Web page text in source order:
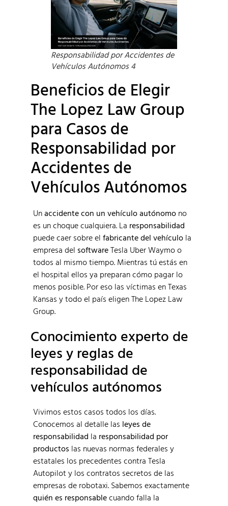
Responsabilidad por Accidentes de
Vehículos Autónomos 4
Beneficios de Elegir
The Lopez Law Group
para Casos de
Responsabilidad por
Accidentes de
Vehículos Autónomos
Unaccidente con un vehículo autónomo no
es un choque cualquiera. La responsabilidad
puede caer sobre el fabricante del vehículo la
empresa del softwareTesla Uber Waymo o
todos al mismo tiempo. Mientras tú estás en
el hospital ellos ya preparan cómo pagar lo
menos posible. Por eso las víctimas en Texas
Kansas y todo el país eligen The Lopez Law
Group.
Conocimiento experto de
leyes y reglas de
responsabilidad de
vehículos autónomos
Vivimos estos casos todos los días.
Conocemos al detalle las leyes de
responsabilidad la responsabilidad por
productos las nuevas normas federales y
estatales los precedentes contra Tesla
Autopilot y los contratos secretos de las
empresas de robotaxi. Sabemos exactamente
quién es responsablecuando falla la